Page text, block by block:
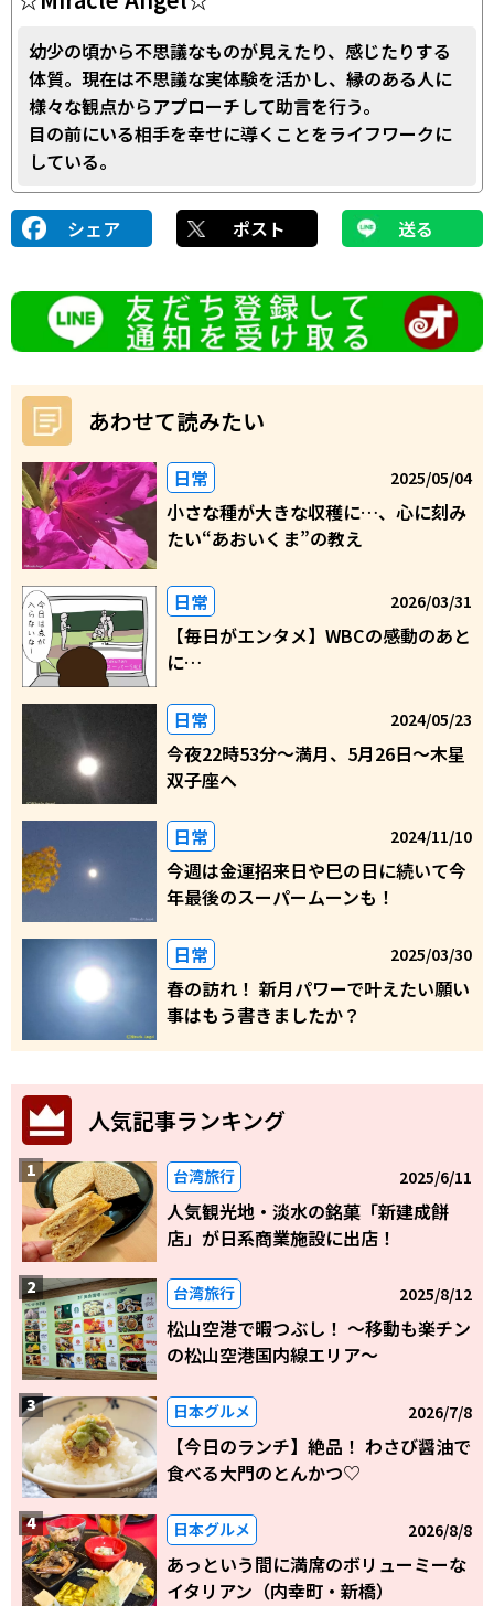
幼少の頃から不思議なものが見えたり、感じたりする
体質。現在は不思議な実体験を活かし、縁のある人に
様々な観点からアプローチして助言を行う。
目の前にいる相手を幸せに導くことをライフワークに
している。
シェア ポスト 送る
あわせて読みたい
日常 2025/05/04
小さな種が大きな収穫に…、心に刻み
たい“あおいくま”の教え
日常 2026/03/31
【毎日がエンタメ】WBCの感動のあと
に…
日常 2024/05/23
今夜22時53分～満月、5月26日～木星
双子座へ
日常 2024/11/10
今週は金運招来日や巳の日に続いて今
年最後のスーパームーンも！
日常 2025/03/30
春の訪れ！ 新月パワーで叶えたい願い
事はもう書きましたか？
人気記事ランキング
台湾旅行 2025/6/11
人気観光地・淡水の銘菓「新建成餅
店」が日系商業施設に出店！
台湾旅行 2025/8/12
松山空港で暇つぶし！ 〜移動も楽チン
の松山空港国内線エリア～
日本グルメ 2026/7/8
【今日のランチ】絶品！ わさび醤油で
食べる大門のとんかつ♡
日本グルメ 2026/8/8
あっという間に満席のボリューミーな
イタリアン（内幸町・新橋）